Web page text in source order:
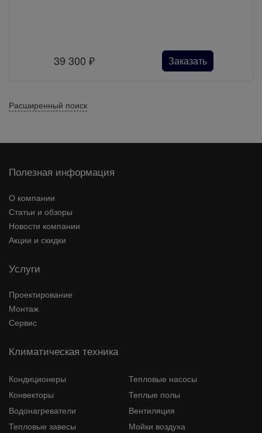
39 300₽ Заказать
Расширенный поиск
Полезная информация
О компании
Статьи и обзоры
Новости компании
Акции и скидки
Услуги
Проектирование
Монтаж
Сервис
Климатическая техника
Кондиционеры
Тепловые насосы
Конвекторы
Теплые полы
Водонагреватели
Вентиляция
Тепловые завесы
Мойки воздуха